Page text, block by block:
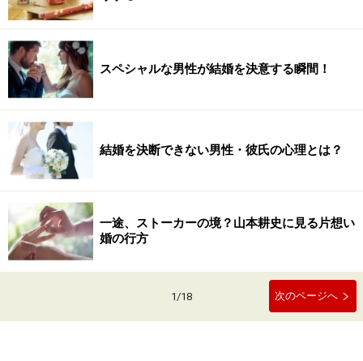
スペシャルな男性が結婚を決意する瞬間！
結婚を決断できない男性・彼氏の心理とは？
一途、ストーカーの境？山本耕史に見る片想い
婚の行方
1/18 次のページへ